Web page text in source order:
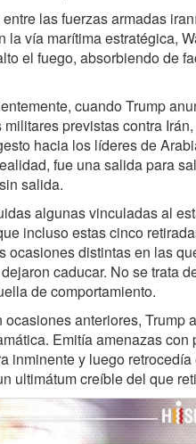
las fuerzas armadas
vía marítima estratégica,
el fuego, absorbiendo de
cuando Trump
previstas contra Irán,
hacia los líderes de
fue una salida para
salida.
algunas vinculadas al
incluso estas cinco
ocasiones distintas en las
caducar. No se trata
de comportamiento.
anteriores, Trump
Emitía amenazas con
inminente y luego
ultimátum creíble del que